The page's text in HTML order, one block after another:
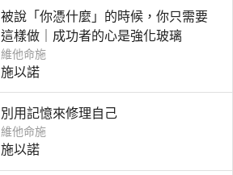
被說「你憑什麼」的時候，你只需要
這樣做｜成功者的心是強化玻璃
維他命施
施以諾
別用記憶來修理自己
維他命施
施以諾